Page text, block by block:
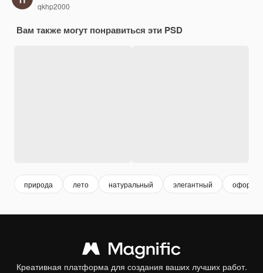
qkhp2000
Вам также могут понравиться эти PSD
природа лето натуральный элегантный
Креативная платформа для создания ваших лучших работ.